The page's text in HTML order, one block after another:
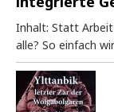
Inhalt: Statt
alle? So einfach